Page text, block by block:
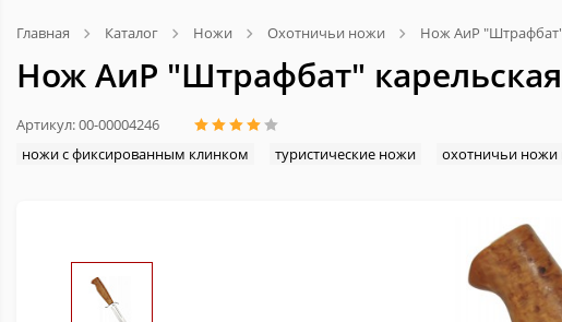
Главная Каталог Ножи Охотничьи ножи Нож АиР "Штрафбат"
Нож АиР "Штрафбат" карельская
Артикул: 00-00004246
ножи с фиксированным клинком
туристические ножи охотничьи